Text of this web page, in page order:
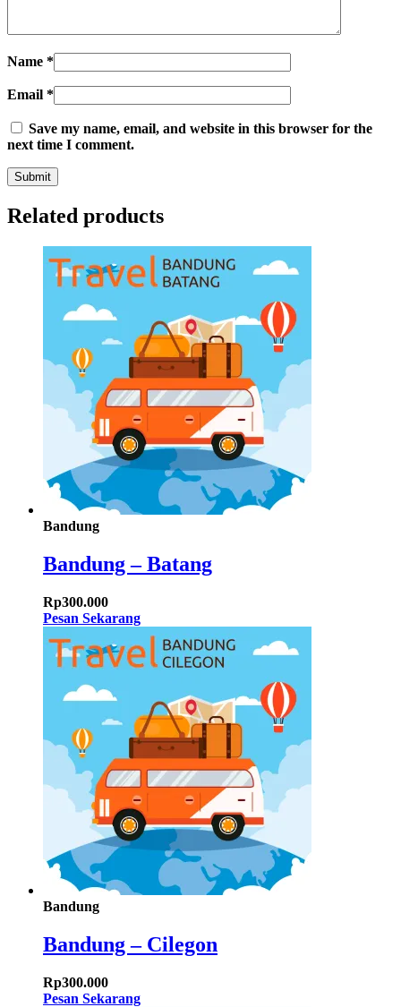
Name *
Email *
Save my name, email, and website in this browser for the
next time I comment.
Related products
Bandung
Bandung – Batang
Rp300.000
Pesan Sekarang
Bandung
Bandung – Cilegon
Rp300.000
Pesan Sekarang